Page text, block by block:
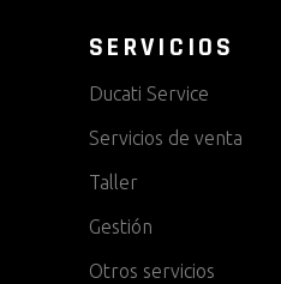
SERVICIOS
Ducati Service
Servicios de venta
Taller
Gestión
Otros servicios